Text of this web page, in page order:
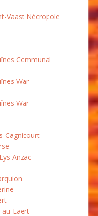
Vaast Nécropole
Communal
War
War
Cagnicourt
Anzac
au-Laert